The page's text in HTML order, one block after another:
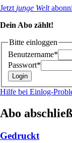
Jetzt junge Welt
Dein Abo zählt!
Bitte einloggen
Benutzername*
Passwort*
Hilfe bei Einlog-
Abo
Gedruckt